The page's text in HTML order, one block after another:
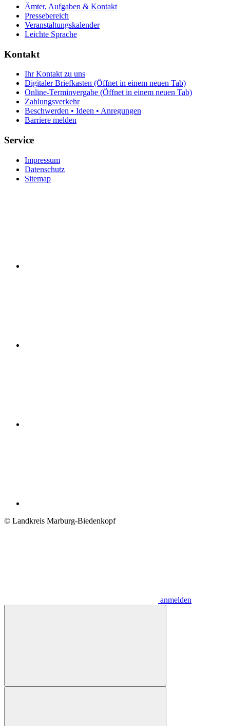
Ämter, Aufgaben & Kontakt
Pressebereich
Veranstaltungskalender
Leichte Sprache
Kontakt
Ihr Kontakt zu uns
Digitaler Briefkasten (Öffnet in einem neuen Tab)
Online-Terminvergabe (Öffnet in einem neuen Tab)
Zahlungsverkehr
Beschwerden • Ideen • Anregungen
Barriere melden
Service
Impressum
Datenschutz
Sitemap
© Landkreis Marburg-Biedenkopf
anmelden